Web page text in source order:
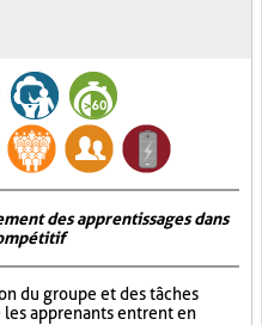
des apprentissages dans
du groupe et des tâches
les apprenants entrent en